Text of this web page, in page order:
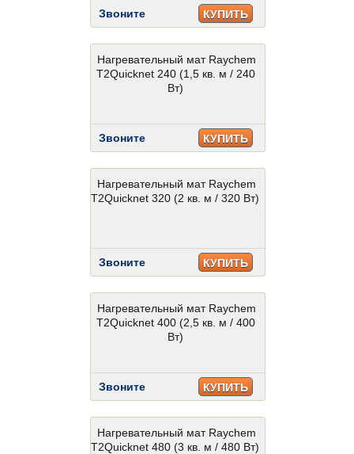
Звоните КУПИТЬ
Нагревательный мат Raychem
T2Quicknet 240 (1,5 кв. м / 240
Вт)
Звоните КУПИТЬ
Нагревательный мат Raychem
T2Quicknet 320 (2 кв. м / 320 Вт)
Звоните КУПИТЬ
Нагревательный мат Raychem
T2Quicknet 400 (2,5 кв. м / 400
Вт)
Звоните КУПИТЬ
Нагревательный мат Raychem
T2Quicknet 480 (3 кв. м / 480 Вт)